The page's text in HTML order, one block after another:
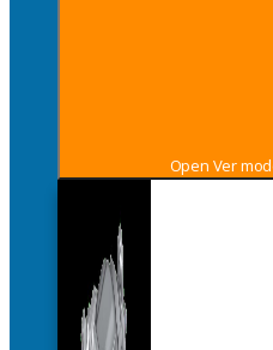
Open Ver